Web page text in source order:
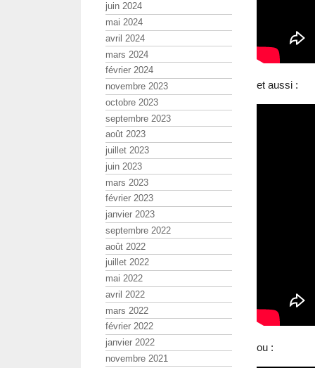
et aussi :
ou :
juin 2024
mai 2024
avril 2024
mars 2024
février 2024
novembre 2023
octobre 2023
septembre 2023
août 2023
juillet 2023
juin 2023
mars 2023
février 2023
janvier 2023
septembre 2022
août 2022
juillet 2022
mai 2022
avril 2022
mars 2022
février 2022
janvier 2022
novembre 2021